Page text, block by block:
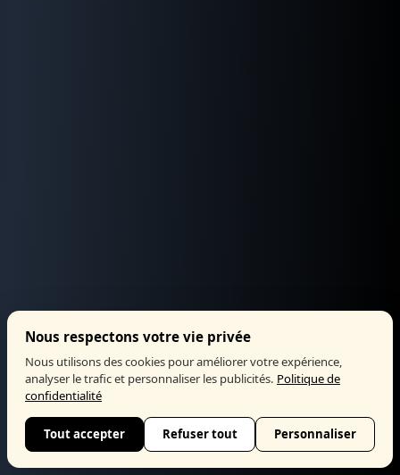
Nous respectons votre vie privée
Nous utilisons des cookies pour améliorer votre expérience,
analyser le trafic et personnaliser les publicités. Politique de
confidentialité
Tout accepter Refuser tout Personnaliser